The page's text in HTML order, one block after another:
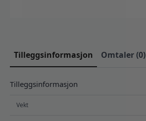
Tilleggsinformasjon Omtaler (0)
Tilleggsinformasjon
Vekt